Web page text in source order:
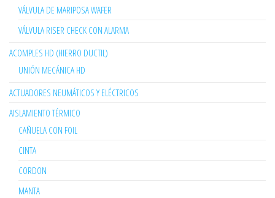
VÁLVULA DE MARIPOSA WAFER
VÁLVULA RISER CHECK CON ALARMA
ACOMPLES HD (HIERRO DUCTIL)
UNIÓN MECÁNICA HD
ACTUADORES NEUMÁTICOS Y ELÉCTRICOS
AISLAMIENTO TÉRMICO
CAÑUELA CON FOIL
CINTA
CORDON
MANTA